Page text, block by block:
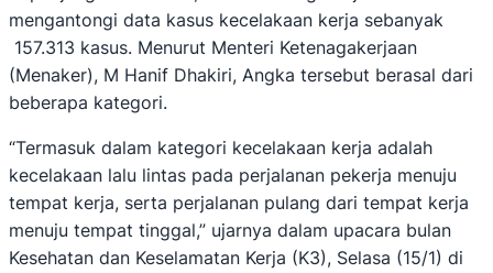
mengantongi data kasus kecelakaan kerja sebanyak
157.313 kasus. Menurut Menteri Ketenagakerjaan
(Menaker), M Hanif Dhakiri, Angka tersebut berasal dari
beberapa kategori.
“Termasuk dalam kategori kecelakaan kerja adalah
kecelakaan lalu lintas pada perjalanan pekerja menuju
tempat kerja, serta perjalanan pulang dari tempat kerja
menuju tempat tinggal,” ujarnya dalam upacara bulan
Kesehatan dan Keselamatan Kerja (K3), Selasa (15/1) di